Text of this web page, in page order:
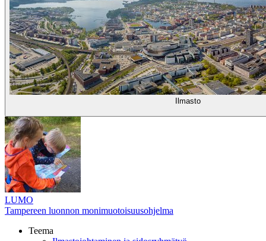
Ilmasto
LUMO
Tampereen luonnon monimuotoisuusohjelma
Teema